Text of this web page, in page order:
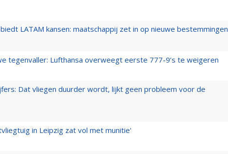
LATAM kansen: maatschappij zet in op nieuwe bestemmingen
tegenvaller: Lufthansa overweegt eerste 777-9’s te weigeren
Dat vliegen duurder wordt, lijkt geen probleem voor de
in Leipzig zat vol met munitie'